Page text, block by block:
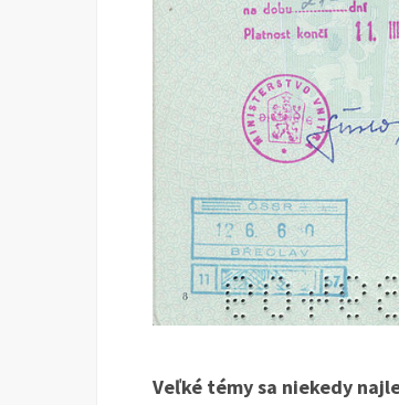
Veľké témy sa niekedy